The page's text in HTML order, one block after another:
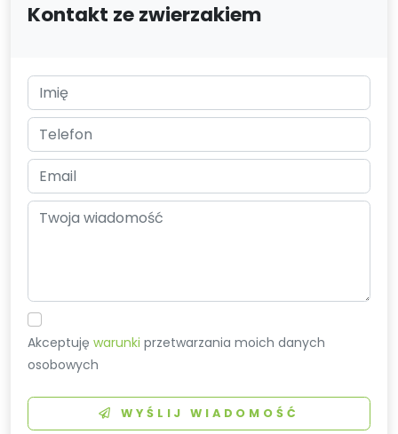
Kontakt ze zwierzakiem
Akceptujęwarunki przetwarzania moich danych
osobowych
WYŚLIJ WIADOMOŚĆ